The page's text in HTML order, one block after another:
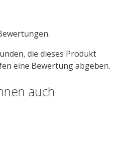
die dieses Produkt
eine Bewertung abgeben.
auch